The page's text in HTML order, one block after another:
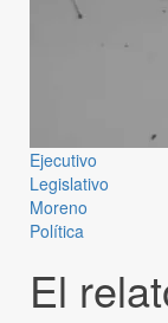
Ejecutivo
Legislativo
Moreno
Política
El